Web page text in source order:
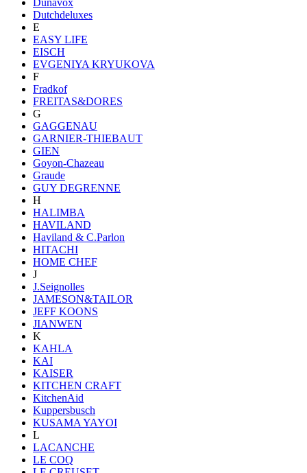
Dutchdeluxes
E
EASY LIFE
EISCH
EVGENIYA KRYUKOVA
F
Fradkof
FREITAS&DORES
G
GAGGENAU
GARNIER-THIEBAUT
GIEN
Goyon-Chazeau
Graude
GUY DEGRENNE
H
HALIMBA
HAVILAND
Haviland & C.Parlon
HITACHI
HOME CHEF
J
J.Seignolles
JAMESON&TAILOR
JEFF KOONS
JIANWEN
K
KAHLA
KAI
KAISER
KITCHEN CRAFT
KitchenAid
Kuppersbusch
KUSAMA YAYOI
L
LACANCHE
LE COQ